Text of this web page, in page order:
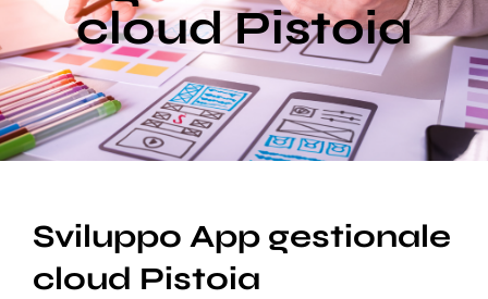
Blog
Supporto
cloud Pistoia
Sviluppo App gestionale
cloud Pistoia